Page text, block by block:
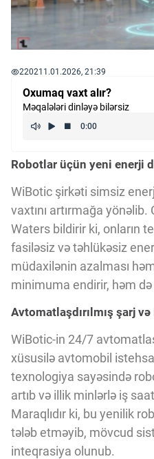
Robot və Cihazlar
Kriptovalyuta
İSTIFADƏ ŞƏRTLƏRİ
MƏXFİLİK SİYASƏTİ
Vizyoner Baxışı
Innovasiya Bələdçisi
Gələcəyin Təhlili
220211.01.2026, 21:39
Oxumaq vaxt alır?
Məqalələri dinləyə bilərsiz
Robotlar üçün yeni enerji
WiBotic şirkəti simsiz
vaxtını artırmağa
Waters bildirir ki, onların
fasiləsiz və təhlükəsiz
müdaxilənin azalması
minimuma endirir, həm də
Avtomatlaşdırılmış şarj və
WiBotic-in 24/7
xüsusilə avtomobil
texnologiya sayəsində
artıb və illik minlərlə iş
Maraqlıdır ki, bu yenilik
tələb etməyib, mövcud
inteqrasiya olunub.